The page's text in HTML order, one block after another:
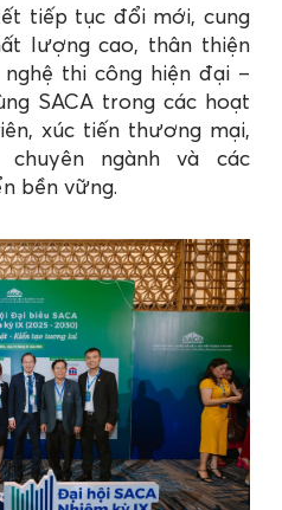
tiếp tục đổi mới, cung
lượng cao, thân thiện
thi công hiện đại –
SACA trong các hoạt
xúc tiến thương mại,
ngành và các
bền vững.